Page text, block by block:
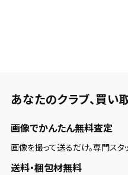
あなたのクラブ、 買い
画像でかんたん無料査定
画像を撮って送るだけ。専門スタ
送料・梱包材無料